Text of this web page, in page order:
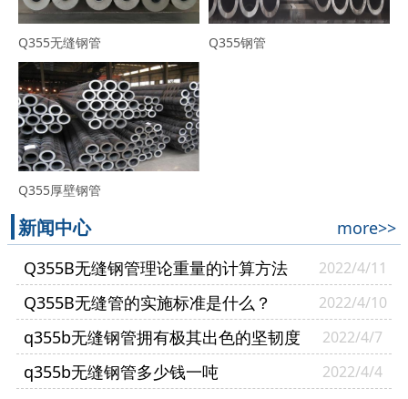
Q355无缝钢管 Q355钢管
Q355厚壁钢管
新闻中心
more>>
Q355B无缝钢管理论重量的计算方法
2022/4/11
Q355B无缝管的实施标准是什么？ 2022/4/10
q355b无缝钢管拥有极其出色的坚韧度 2022/4/7
q355b无缝钢管多少钱一吨 2022/4/4